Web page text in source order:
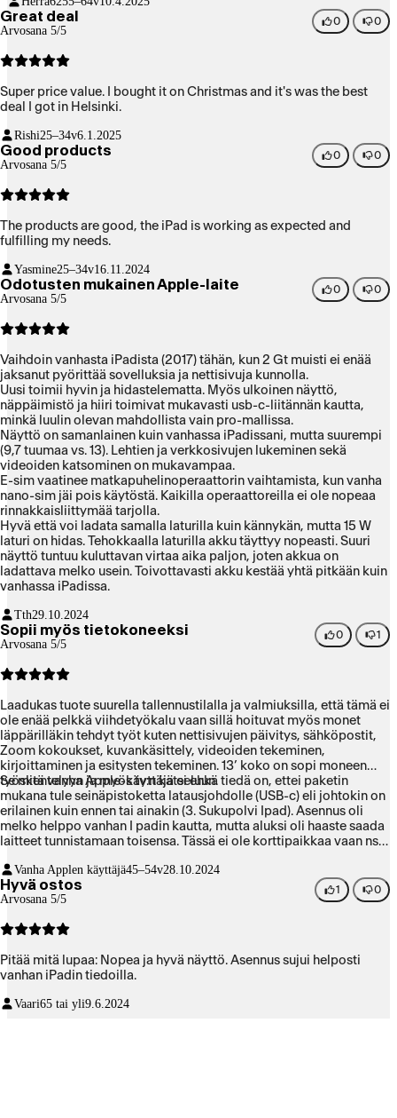
Great deal
Arvosana 5/5
0 0
Super price value. I bought it on Christmas and it's was the best
deal I got in Helsinki.
Rishi25–34v6.1.2025
Good products
Arvosana 5/5
0 0
The products are good, the iPad is working as expected and
fulfilling my needs.
Yasmine25–34v16.11.2024
Odotusten mukainen Apple-laite
Arvosana 5/5
0 0
Vaihdoin vanhasta iPadista (2017) tähän, kun 2 Gt muisti ei enää
jaksanut pyörittää sovelluksia ja nettisivuja kunnolla.
Uusi toimii hyvin ja hidastelematta. Myös ulkoinen näyttö,
näppäimistö ja hiiri toimivat mukavasti usb-c-liitännän kautta,
minkä luulin olevan mahdollista vain pro-mallissa.
Näyttö on samanlainen kuin vanhassa iPadissani, mutta suurempi
(9,7 tuumaa vs. 13). Lehtien ja verkkosivujen lukeminen sekä
videoiden katsominen on mukavampaa.
E-sim vaatinee matkapuhelinoperaattorin vaihtamista, kun vanha
nano-sim jäi pois käytöstä. Kaikilla operaattoreilla ei ole nopeaa
rinnakkaisliittymää tarjolla.
Hyvä että voi ladata samalla laturilla kuin kännykän, mutta 15 W
laturi on hidas. Tehokkaalla laturilla akku täyttyy nopeasti. Suuri
näyttö tuntuu kuluttavan virtaa aika paljon, joten akkua on
ladattava melko usein. Toivottavasti akku kestää yhtä pitkään kuin
vanhassa iPadissa.
Tth29.10.2024
Sopii myös tietokoneeksi
Arvosana 5/5
0 1
Laadukas tuote suurella tallennustilalla ja valmiuksilla, että tämä ei
ole enää pelkkä viihdetyökalu vaan sillä hoituvat myös monet
läppärilläkin tehdyt työt kuten nettisivujen päivitys, sähköpostit,
Zoom kokoukset, kuvankäsittely, videoiden tekeminen,
kirjoittaminen ja esitysten tekeminen. 13’ koko on sopi moneen
työskentelyyn ja myös tv:n katseluun.
Se mitä vanha Apple-käyttäjä ei ehkä tiedä on, ettei paketin
mukana tule seinäpistoketta latausjohdolle (USB-c) eli johtokin on
erilainen kuin ennen tai ainakin (3. Sukupolvi Ipad). Asennus oli
melko helppo vanhan I padin kautta, mutta aluksi oli haaste saada
laitteet tunnistamaan toisensa. Tässä ei ole korttipaikkaa vaan ns.
Vanha Applen käyttäjä45–54v28.10.2024
Hyvä ostos
Arvosana 5/5
1 0
Pitää mitä lupaa: Nopea ja hyvä näyttö. Asennus sujui helposti
vanhan iPadin tiedoilla.
Vaari65 tai yli9.6.2024